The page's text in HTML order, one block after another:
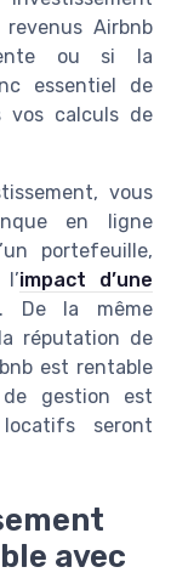
Airbnb
ou si la
essentiel de
vos calculs de
vous
en ligne
portefeuille,
impact d’une
. De la même
réputation de
est rentable
gestion est
seront
avec